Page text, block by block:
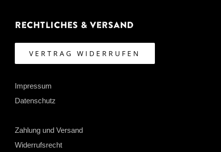
Rechtliches & Versand
VERTRAG WIDERRUFEN
Impressum
Datenschutz
Zahlung und Versand
Widerrufsrecht